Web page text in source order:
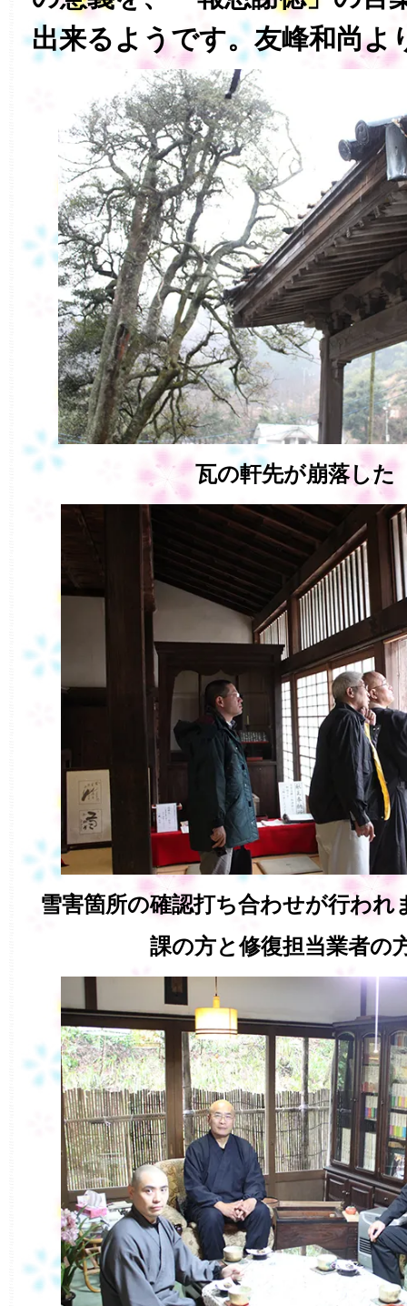
出来るようです。友峰和尚よ
瓦の軒先が崩落し
雪害箇所の確認打ち合わせが行わ
課の方と修復担当業者